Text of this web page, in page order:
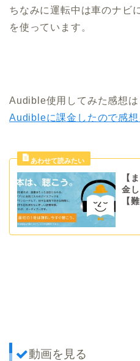
ちなみに運転中は車のナビ
を使っています。
Audible使用してみた感想
Audibleに課金したので感
【
金
【
動画を見る